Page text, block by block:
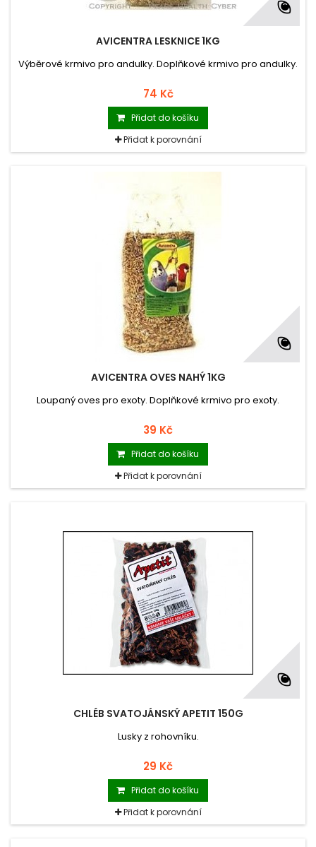
AVICENTRA LESKNICE 1KG
Výběrové krmivo pro andulky. Doplňkové krmivo pro andulky.
74 Kč
Přidat do košíku
Přidat k porovnání
AVICENTRA OVES NAHÝ 1KG
Loupaný oves pro exoty. Doplňkové krmivo pro exoty.
39 Kč
Přidat do košíku
Přidat k porovnání
CHLÉB SVATOJÁNSKÝ APETIT 150G
Lusky z rohovníku.
29 Kč
Přidat do košíku
Přidat k porovnání